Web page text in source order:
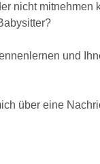
nicht mitnehmen
und
über eine